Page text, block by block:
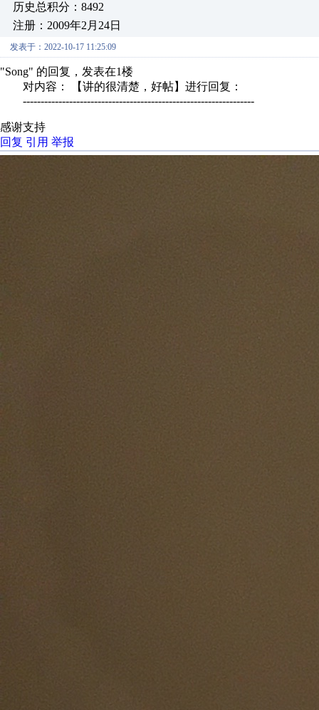
历史总积分：8492
注册：2009年2月24日
发表于：2022-10-17 11:25:09
"Song" 的回复，发表在1楼
对内容： 【讲的很清楚，好帖】进行回复：
-----------------------------------------------------------------
感谢支持
回复 引用 举报